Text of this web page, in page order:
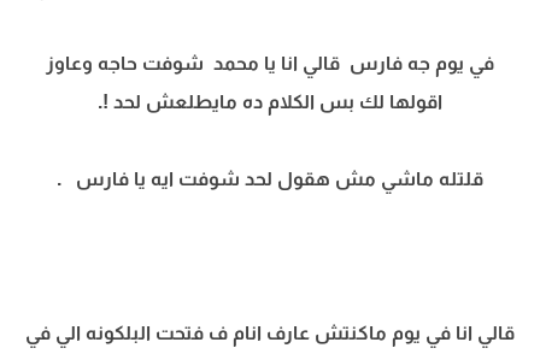
في يوم جه فارس قالي انا يا محمد شوفت حاجه وعاوز
اقولها لك بس الكلام ده مايطلعش لحد !.
قلتله ماشي مش هقول لحد شوفت ايه يا فارس .
قالي انا في يوم ماكنتش عارف انام ف فتحت البلكونه الي في